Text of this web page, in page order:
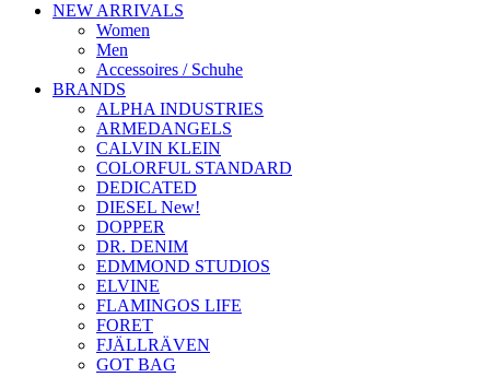
NEW ARRIVALS
Women
Men
Accessoires / Schuhe
BRANDS
ALPHA INDUSTRIES
ARMEDANGELS
CALVIN KLEIN
COLORFUL STANDARD
DEDICATED
DIESEL New!
DOPPER
DR. DENIM
EDMMOND STUDIOS
ELVINE
FLAMINGOS LIFE
FORET
FJÄLLRÄVEN
GOT BAG